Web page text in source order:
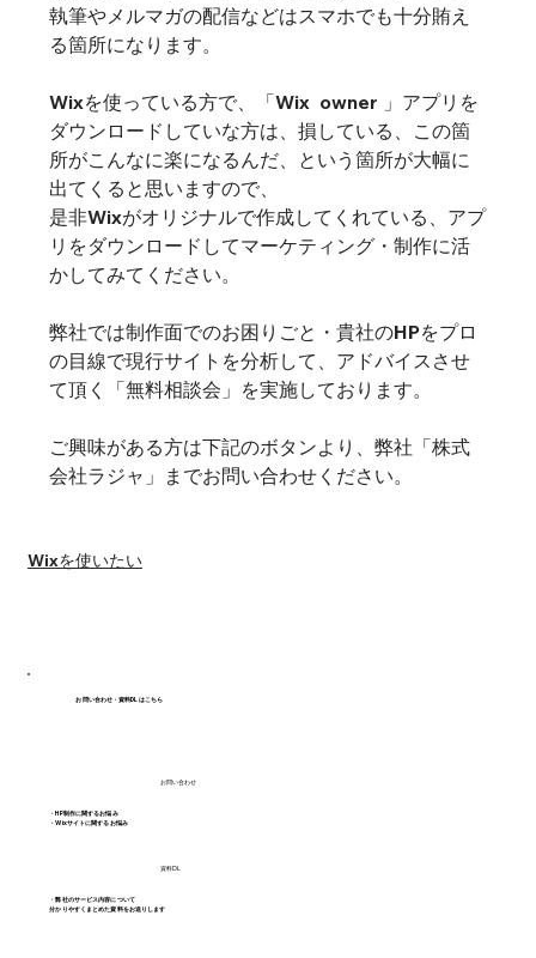
執筆やメルマガの配信などはスマホでも十分賄え
る箇所になります。
Wixを使っている方で、「Wix  owner 」アプリを
ダウンロードしていな方は、損している、この箇
所がこんなに楽になるんだ、という箇所が大幅に
出てくると思いますので、
是非Wixがオリジナルで作成してくれている、アプ
リをダウンロードしてマーケティング・制作に活
かしてみてください。
弊社では制作面でのお困りごと・貴社のHPをプロ
の目線で現行サイトを分析して、アドバイスさせ
て頂く「無料相談会」を実施しております。
ご興味がある方は下記のボタンより、弊社「株式
会社ラジャ」までお問い合わせください。
Wixを使いたい
お問い合わせ・資料DLはこちら
お問い合わせ
・HP制作に関するお悩み
・Wixサイトに関するお悩み
資料DL
・弊社のサービス内容について
分かりやすくまとめた資料をお送りします